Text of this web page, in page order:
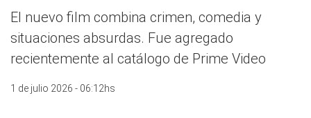
El nuevo film combina crimen, comedia y
situaciones absurdas. Fue agregado
recientemente al catálogo de Prime Video
1 de julio 2026 - 06:12hs